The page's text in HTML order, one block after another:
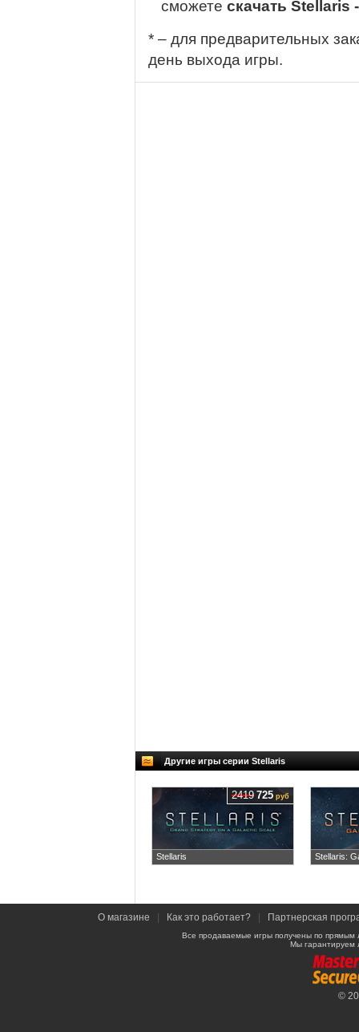
сможете скачать Stellaris
* – для предварительных
день выхода игры.
Другие игры серии Stellaris
Stellaris
2419 725 руб
Stellaris:
О магазине Как это работает? Партнерская
Все продаваемые игры получены по
Мы гарантируем
©